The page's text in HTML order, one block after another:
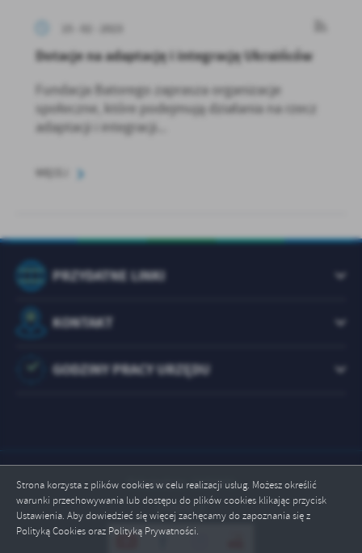
Strona korzysta z plików cookies w celu realizacji usług. Możesz określić
warunki przechowywania lub dostępu do plików cookies klikając przycisk
Ustawienia. Aby dowiedzieć się więcej zachęcamy do zapoznania się z
Polityką Cookies oraz Polityką Prywatności.
Dotacje na adaptację i integrację Ukraińców
Fundacja Batorego zaprasza organizacje
społeczne, które podejmują działania na rzecz
adaptacji i integracji...
PRZYDATNE LINKI
KONTAKT
GODZINY PRACY URZĘDU
Odwiedzin: 1073471
Online: 2